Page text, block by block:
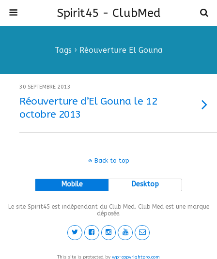
Spirit45 - ClubMed
Tags › Réouverture El Gouna
30 SEPTEMBRE 2013
Réouverture d’El Gouna le 12
octobre 2013
Back to top
Mobile Desktop
Le site Spirit45 est indépendant du Club Med. Club Med est une marque
déposée.
This site is protected by wp-copyrightpro.com